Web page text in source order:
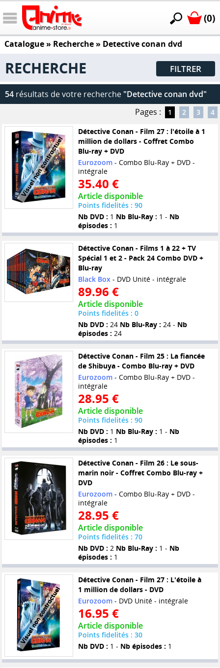
(0)
Catalogue» Recherche » Detective conan dvd
RECHERCHE FILTRER
54 résultats de votre recherche "Detective conan dvd"
Pages :
1 2 3 4
Détective Conan - Film 27 : l'étoile à 1
million de dollars - Coffret Combo
Blu-ray + DVD
Eurozoom- Combo Blu-Ray + DVD -
intégrale
35.40 €
Article disponible
Points fidelités : 90
Nb DVD : 1 Nb Blu-Ray : 1 - Nb
épisodes : 1
Détective Conan - Films 1 à 22 + TV
Spécial 1 et 2 - Pack 24 Combo DVD +
Blu-ray
Black Box- DVD Unité - intégrale
89.96 €
Article disponible
Points fidelités : 0
Nb DVD : 24 Nb Blu-Ray : 24 - Nb
épisodes : 24
Détective Conan - Film 25 : La fiancée
de Shibuya - Combo Blu-ray + DVD
Eurozoom- Combo Blu-Ray + DVD -
intégrale
28.95 €
Article disponible
Points fidelités : 90
Nb DVD : 1 Nb Blu-Ray : 1 - Nb
épisodes : 1
Détective Conan - Film 26 : Le sous-
marin noir - Coffret Combo Blu-ray +
DVD
Eurozoom- Combo Blu-Ray + DVD -
intégrale
28.95 €
Article disponible
Points fidelités : 70
Nb DVD : 2 Nb Blu-Ray : 1 - Nb
épisodes : 1
Détective Conan - Film 27 : L'étoile à
1 million de dollars - DVD
Eurozoom- DVD Unité - intégrale
16.95 €
Article disponible
Points fidelités : 30
Nb DVD : 1 - Nb épisodes : 1